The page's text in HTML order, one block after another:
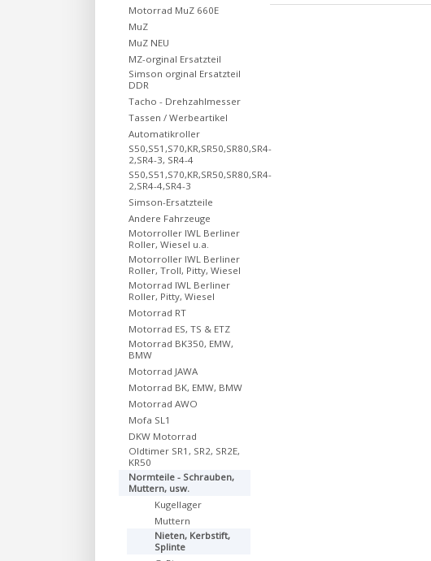
Motorrad MuZ 660E
MuZ
MuZ NEU
MZ-orginal Ersatzteil
Simson orginal Ersatzteil
DDR
Tacho - Drehzahlmesser
Tassen / Werbeartikel
Automatikroller
S50,S51,S70,KR,SR50,SR80,SR4-
2,SR4-3, SR4-4
S50,S51,S70,KR,SR50,SR80,SR4-
2,SR4-4,SR4-3
Simson-Ersatzteile
Andere Fahrzeuge
Motorroller IWL Berliner
Roller, Wiesel u.a.
Motorroller IWL Berliner
Roller, Troll, Pitty, Wiesel
Motorrad IWL Berliner
Roller, Pitty, Wiesel
Motorrad RT
Motorrad ES, TS & ETZ
Motorrad BK350, EMW,
BMW
Motorrad JAWA
Motorrad BK, EMW, BMW
Motorrad AWO
Mofa SL1
DKW Motorrad
Oldtimer SR1, SR2, SR2E,
KR50
Normteile - Schrauben,
Muttern, usw.
Kugellager
Muttern
Nieten, Kerbstift,
Splinte